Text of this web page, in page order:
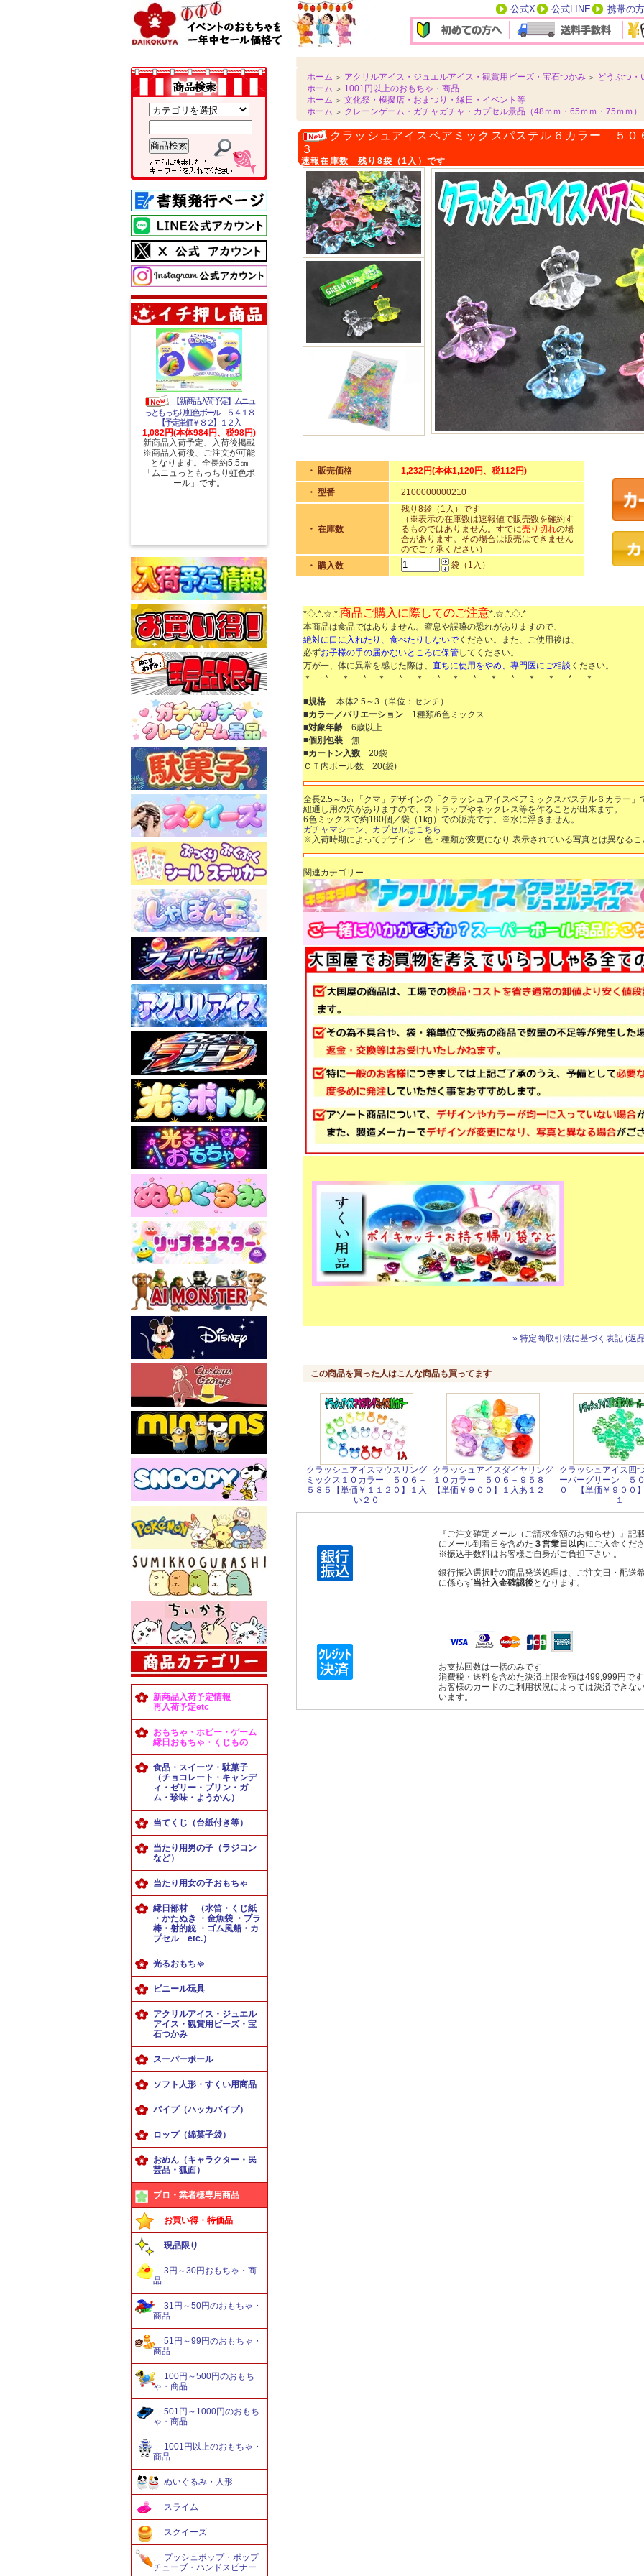
公式X 公式LINE 携帯の方
【新商品入荷予定】ムニュ
っともっちり虹色ボール ５４１８
【予定単価￥８２】１２入
1,082円(本体984円、税98円)
新商品入荷予定、入荷後掲載
※商品入荷後、ご注文が可能
となります。全長約5.5㎝
「ムニュっともっちり虹色ボ
ール」です。
新商品入荷予定情報
再入荷予定etc
おもちゃ・ホビー・ゲーム
縁日おもちゃ・くじもの
食品・スイーツ・駄菓子
（チョコレート・キャンデ
ィ・ゼリー・プリン・ガ
ム・珍味・ようかん）
当てくじ（台紙付き等）
当たり用男の子（ラジコン
など）
当たり用女の子おもちゃ
縁日部材 （水笛・くじ紙
・かたぬき ・金魚袋 ・プラ
棒・射的銃 ・ゴム風船・カ
プセル etc.）
光るおもちゃ
ビニール玩具
アクリルアイス・ジュエル
アイス・観賞用ビーズ・宝
石つかみ
スーパーボール
ソフト人形・すくい用商品
パイプ（ハッカパイプ）
ロップ（綿菓子袋）
おめん（キャラクター・民
芸品・狐面）
プロ・業者様専用商品
お買い得・特価品
現品限り
3円～30円おもちゃ・商
品
31円～50円のおもちゃ・
商品
51円～99円のおもちゃ・
商品
100円～500円のおもち
ゃ・商品
501円～1000円のおもち
ゃ・商品
1001円以上のおもちゃ・
商品
ぬいぐるみ・人形
スライム
スクイーズ
プッシュポップ・ポップ
チューブ・ハンドスピナー
ホーム ＞ アクリルアイス・ジュエルアイス・観賞用ビーズ・宝石つかみ ＞
どうぶつ・
ホーム ＞ 1001円以上のおもちゃ・商品
ホーム ＞ 文化祭・模擬店・おまつり・縁日・イベント等
ホーム ＞ クレーンゲーム・ガチャガチャ・カプセル景品（48ｍｍ・65ｍｍ・75ｍｍ）
クラッシュアイスベアミックスパステル６カラー ５
３
速報在庫数 残り8袋（1入）です
・ 販売価格 1,232円(本体1,120円、税112円)
・ 型番 2100000000210
・ 在庫数
残り8袋（1入）です
（※表示の在庫数は速報値で販売数を確約す
るものではありません。すでに売り切れの場
合があります。その場合は販売はできません
のでご了承ください）
・ 購入数
袋（1入）
*◇:*:☆:*:商品ご購入に際してのご注意*:☆:*:◇:*
本商品は食品ではありません。窒息や誤嚥の恐れがありますので、
絶対に口に入れたり、食べたりしないで ください。また、ご使用後は、
必ずお子様の手の届かないところに保管してください。
万が一、体に異常を感じた際は、 直ちに使用をやめ、専門医にご相談 ください。
＊ … * … ＊ … * …＊ … * … ＊ … * …＊ … * … ＊ … * … ＊ …＊ … * … ＊
■規格 本体2.5～3（単位：センチ）
■カラー／バリエーション 1種類/6色ミックス
■対象年齢 6歳以上
■個別包装 無
■カートン入数 20袋
ＣＴ内ボール数 20(袋)
全長2.5～3㎝「クマ」デザインの「クラッシュアイスベアミックスパステル６カラー」
紐通し用の穴がありますので、ストラップやネックレス等を作ることが出来ます。
6色ミックスで約180個／袋（1kg）での販売です。※水に浮きません。
ガチャマシーン、カプセルはこちら
※入荷時期によってデザイン・色・種類が変更になり 表示されている写真とは異なるこ
関連カテゴリー
» 特定商取引法に基づく表記 (返
この商品を買った人はこんな商品も買ってます
クラッシュアイスマウスリング
ミックス１０カラー ５０６－
５８５【単価￥１１２０】１入
い２０
クラッシュアイスダイヤリング
１０カラー ５０６－９５８
【単価￥９００】１入あ１２
クラッシュアイス四
ーバーグリーン ５
０ 【単価￥９００
１
『ご注文確定メール（ご請求金額のお知らせ）』記
にメール到着日を含めた ３営業日以内にご入金くだ
※振込手数料はお客様ご自身がご負担下さい 。
銀行振込選択時の商品発送処理は、ご注文日・配送
に係らず当社入金確認後となります。
お支払回数は一括のみです
消費税・送料を含めた決済上限金額は499,999円です
お客様のカードのご利用状況によっては決済できな
います。